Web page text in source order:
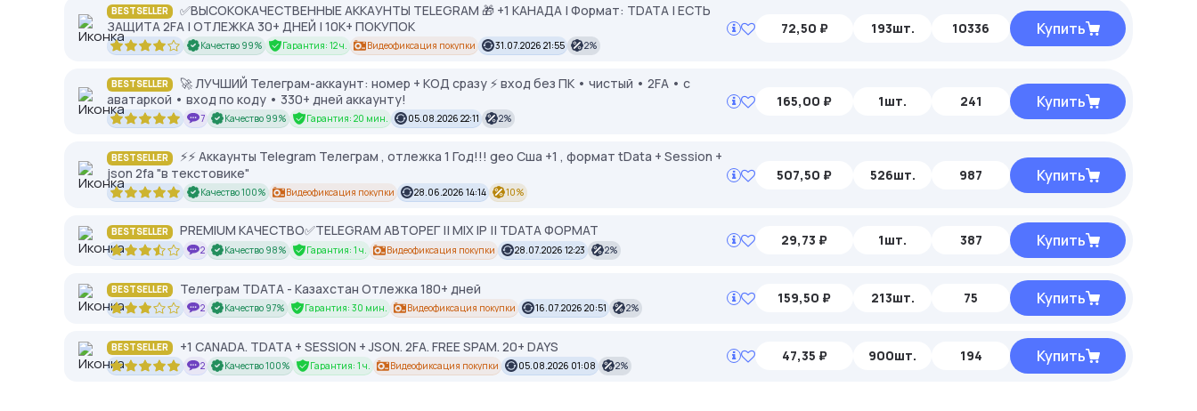
BESTSELLER
✅ВЫСОКОКАЧЕСТВЕННЫЕ АККАУНТЫ TELEGRAM 🎁 +1 КАНАДА | Формат: TDATA | ЕСТЬ
ЗАЩИТА 2FA | ОТЛЕЖКА 30+ ДНЕЙ | 10К+ ПОКУПОК
Качество 99% Гарантия: 12 ч. Видеофиксация покупки 31.07.2026 21:55 2%
72,50 ₽ 193шт. 10336 Купить
BESTSELLER
🚀 ЛУЧШИЙ Телеграм-аккаунт: номер + КОД сразу ⚡ вход без ПК • чистый • 2FA • с
аватаркой • вход по коду • 330+ дней аккаунту!
7 Качество 99% Гарантия: 20 мин. 05.08.2026 22:11 2%
165,00 ₽ 1шт. 241 Купить
BESTSELLER
⚡⚡ Аккаунты Telegram Телеграм , отлежка 1 Год!!! geo Сша +1 , формат tData + Session +
json 2fa "в текстовике"
Качество 100% Видеофиксация покупки 28.06.2026 14:14 10%
507,50 ₽ 526шт. 987 Купить
BESTSELLER PREMIUM КАЧЕСТВО✅TELEGRAM АВТОРЕГ || MIX IP || TDATA ФОРМАТ
2 Качество 98% Гарантия: 1 ч. Видеофиксация покупки 28.07.2026 12:23 2%
29,73 ₽ 1шт. 387 Купить
BESTSELLER Телеграм TDATA - Казахстан Отлежка 180+ дней
2 Качество 97% Гарантия: 30 мин. Видеофиксация покупки 16.07.2026 20:51 2%
159,50 ₽ 213шт. 75 Купить
BESTSELLER +1 CANADA. TDATA + SESSION + JSON. 2FA. FREE SPAM. 20+ DAYS
2 Качество 100% Гарантия: 1 ч. Видеофиксация покупки 05.08.2026 01:08 2%
47,35 ₽ 900шт. 194 Купить